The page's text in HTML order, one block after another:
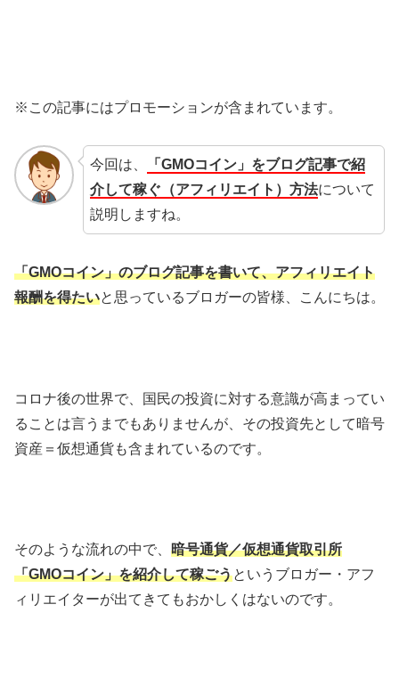
※この記事にはプロモーションが含まれています。
今回は、
「GMOコイン」をブログ記事で紹
介して稼ぐ（アフィリエイト）方法について
説明しますね。
「GMOコイン」のブログ記事を書いて、アフィリエイト
報酬を得たいと思っているブロガーの皆様、こんにちは。
コロナ後の世界で、国民の投資に対する意識が高まってい
ることは言うまでもありませんが、その投資先として暗号
資産＝仮想通貨も含まれているのです。
そのような流れの中で、 暗号通貨／仮想通貨取引所
「GMOコイン」を紹介して稼ごうというブロガー・アフ
ィリエイターが出てきてもおかしくはないのです。